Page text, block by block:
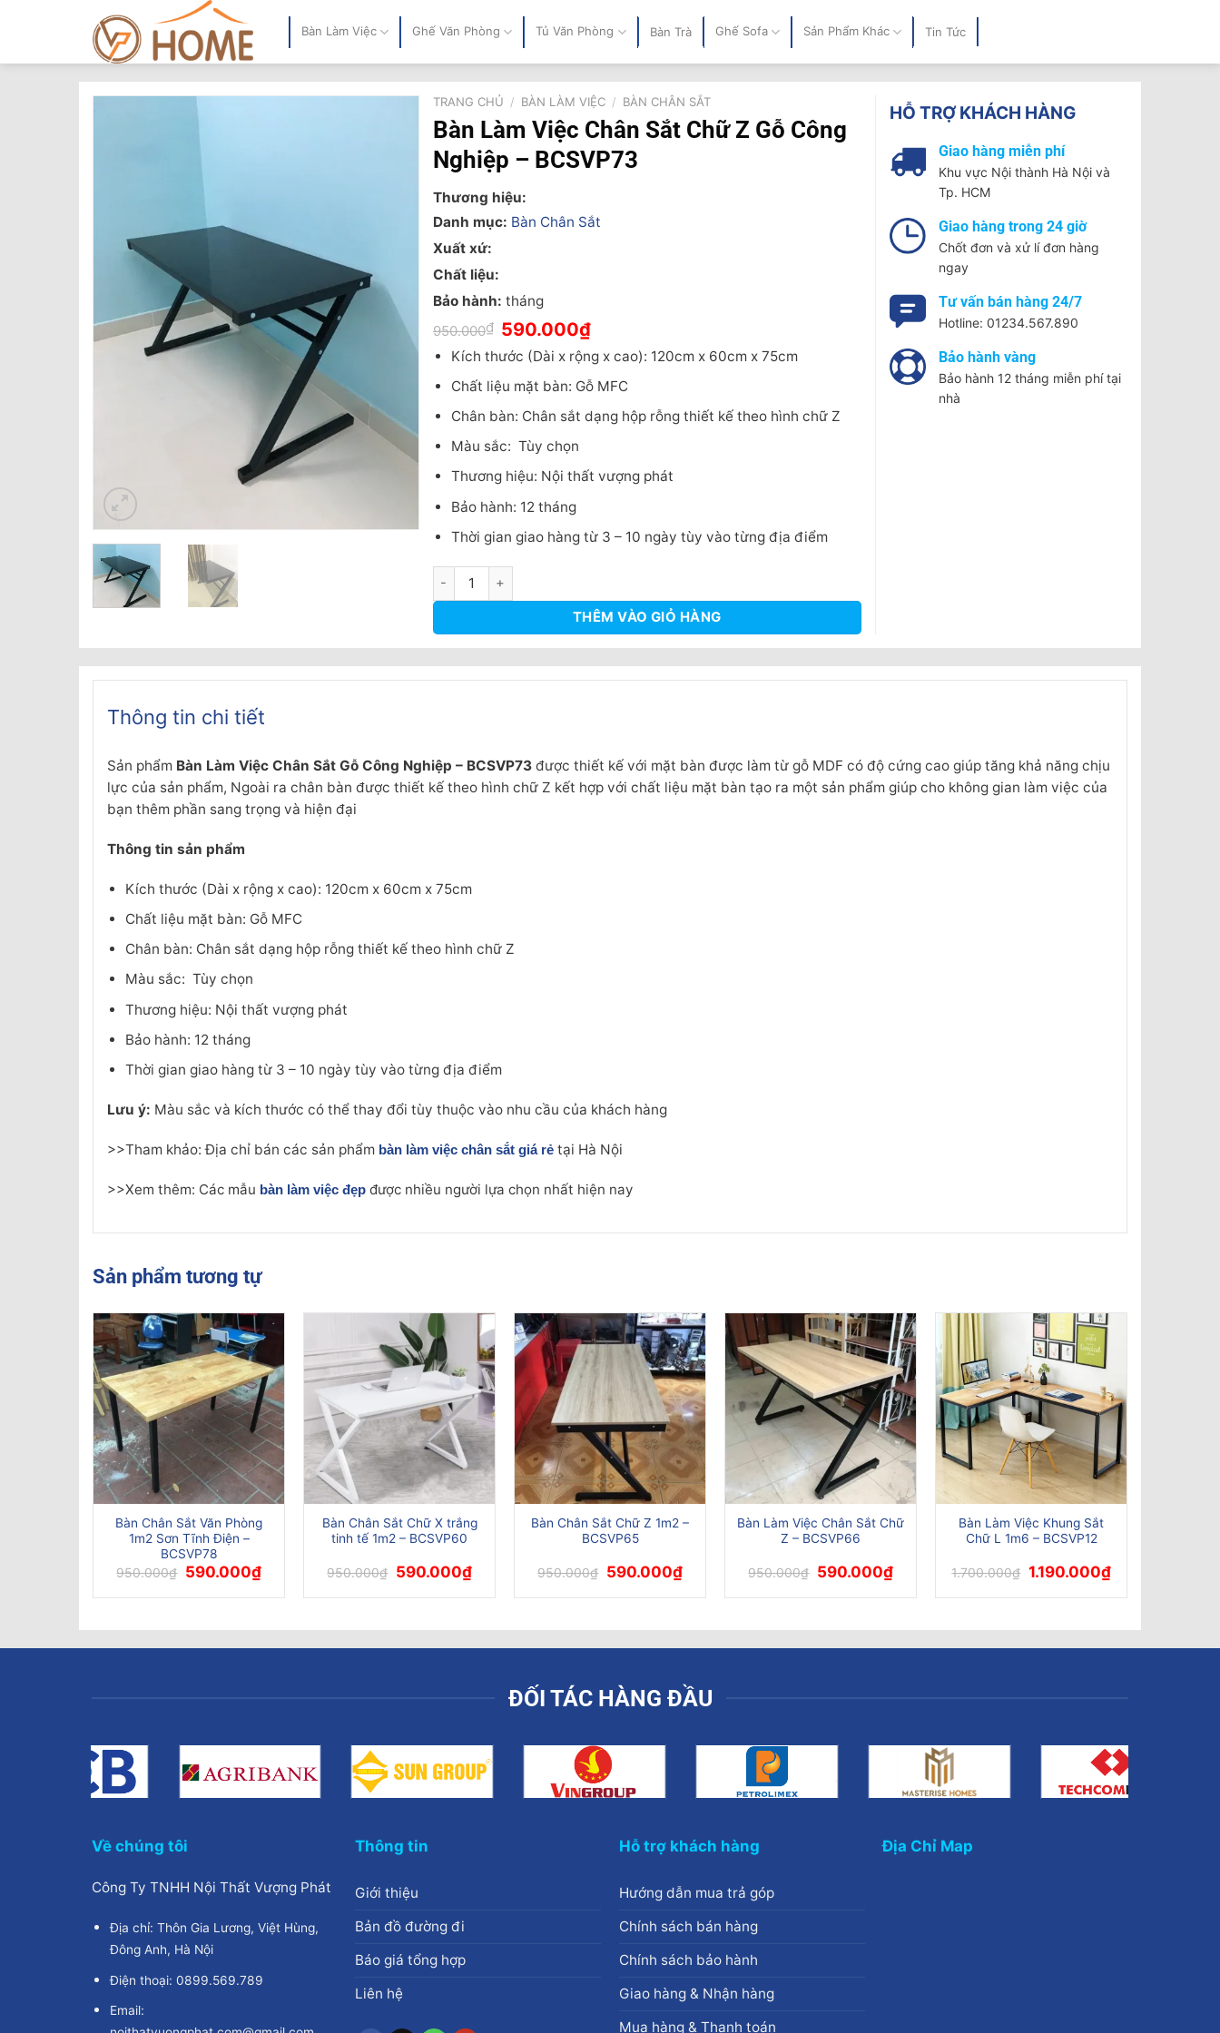
Bàn Làm Việc Ghế Văn Phòng Tủ Văn Phòng Bàn Trà Ghế Sofa Sản Phẩm Khác Tin Tức
TRANG CHỦ / BÀN LÀM VIỆC / BÀN CHÂN SẮT
Bàn Làm Việc Chân Sắt Chữ Z Gỗ Công
Nghiệp – BCSVP73
Thương hiệu:
Danh mục: Bàn Chân Sắt
Xuất xứ:
Chất liệu:
Bảo hành: tháng
950.000₫ Giá
gốc
là:
950.000₫.
590.000₫Giá
hiện
tại
là:
590.000₫.
Kích thước (Dài x rộng x cao): 120cm x 60cm x 75cm
Chất liệu mặt bàn: Gỗ MFC
Chân bàn: Chân sắt dạng hộp rỗng thiết kế theo hình chữ Z
Màu sắc: Tùy chọn
Thương hiệu: Nội thất vượng phát
Bảo hành: 12 tháng
Thời gian giao hàng từ 3 – 10 ngày tùy vào từng địa điểm
Bàn Làm Việc Chân Sắt Chữ Z Gỗ Công Nghiệp - BCSVP73 số lượng
THÊM VÀO GIỎ HÀNG
HỖ TRỢ KHÁCH HÀNG
Giao hàng miễn phí
Khu vực Nội thành Hà Nội và
Tp. HCM
Giao hàng trong 24 giờ
Chốt đơn và xử lí đơn hàng
ngay
Tư vấn bán hàng 24/7
Hotline: 01234.567.890
Bảo hành vàng
Bảo hành 12 tháng miễn phí tại
nhà
Thông tin chi tiết
Sản phẩm Bàn Làm Việc Chân Sắt Gỗ Công Nghiệp – BCSVP73 được thiết kế với mặt bàn được làm từ gỗ MDF có độ cứng cao giúp tăng khả năng chịu
lực của sản phẩm, Ngoài ra chân bàn được thiết kế theo hình chữ Z kết hợp với chất liệu mặt bàn tạo ra một sản phẩm giúp cho không gian làm việc của
bạn thêm phần sang trọng và hiện đại
Thông tin sản phẩm
Kích thước (Dài x rộng x cao): 120cm x 60cm x 75cm
Chất liệu mặt bàn: Gỗ MFC
Chân bàn: Chân sắt dạng hộp rỗng thiết kế theo hình chữ Z
Màu sắc: Tùy chọn
Thương hiệu: Nội thất vượng phát
Bảo hành: 12 tháng
Thời gian giao hàng từ 3 – 10 ngày tùy vào từng địa điểm
Lưu ý: Màu sắc và kích thước có thể thay đổi tùy thuộc vào nhu cầu của khách hàng
>>Tham khảo: Địa chỉ bán các sản phẩm bàn làm việc chân sắt giá rẻ tại Hà Nội
>>Xem thêm: Các mẫu bàn làm việc đẹp được nhiều người lựa chọn nhất hiện nay
Sản phẩm tương tự
Bàn Chân Sắt Văn Phòng
1m2 Sơn Tĩnh Điện –
BCSVP78
950.000₫ Giá
gốc
là:
590.000₫Giá
hiện
tại
Bàn Chân Sắt Chữ X trắng
tinh tế 1m2 – BCSVP60
950.000₫ Giá
gốc
là:
590.000₫Giá
hiện
tại
Bàn Chân Sắt Chữ Z 1m2 –
BCSVP65
950.000₫ Giá
gốc
là:
590.000₫Giá
hiện
tại
Bàn Làm Việc Chân Sắt Chữ
Z – BCSVP66
950.000₫ Giá
gốc
là:
590.000₫Giá
hiện
tại
Bàn Làm Việc Khung Sắt
Chữ L 1m6 – BCSVP12
1.700.000₫ Giá
gốc
là:
1.190.000₫Giá
hiện
tại
ĐỐI TÁC HÀNG ĐẦU
Về chúng tôi
Công Ty TNHH Nội Thất Vượng Phát
Địa chỉ: Thôn Gia Lương, Việt Hùng,
Đông Anh, Hà Nội
Điện thoại: 0899.569.789
Email:
Thông tin
Giới thiệu
Bản đồ đường đi
Báo giá tổng hợp
Liên hệ
Hỗ trợ khách hàng
Hướng dẫn mua trả góp
Chính sách bán hàng
Chính sách bảo hành
Giao hàng & Nhận hàng
Mua hàng & Thanh toán
Địa Chỉ Map